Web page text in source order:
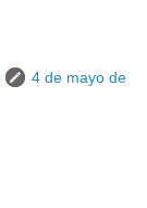
4 de mayo de